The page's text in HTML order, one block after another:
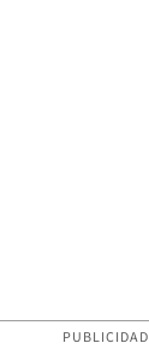
PUBLICIDAD